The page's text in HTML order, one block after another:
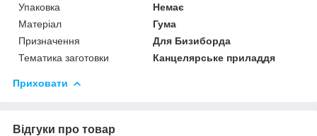
Упаковка
Немає
Матеріал
Гума
Призначення
Для Бизиборда
Тематика заготовки
Канцелярське приладдя
Приховати
Відгуки про товар